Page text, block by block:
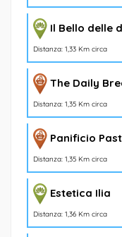
Il Bello delle
Distanza: 1,33 Km circa
The Daily
Distanza: 1,35 Km circa
Panificio
Distanza: 1,35 Km circa
Estetica Ilia
Distanza: 1,36 Km circa